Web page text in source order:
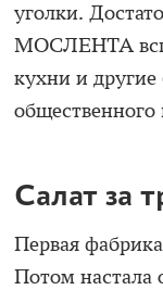
уголки.
МОСЛЕНТА
кухни и другие
общественного
Салат за
Первая
Потом настала